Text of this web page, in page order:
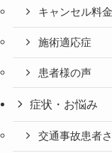
キャンセル料金
施術適応症
患者様の声
症状・お悩み
交通事故患者